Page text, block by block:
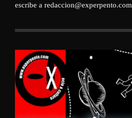
escribe a redaccion@experpento.com